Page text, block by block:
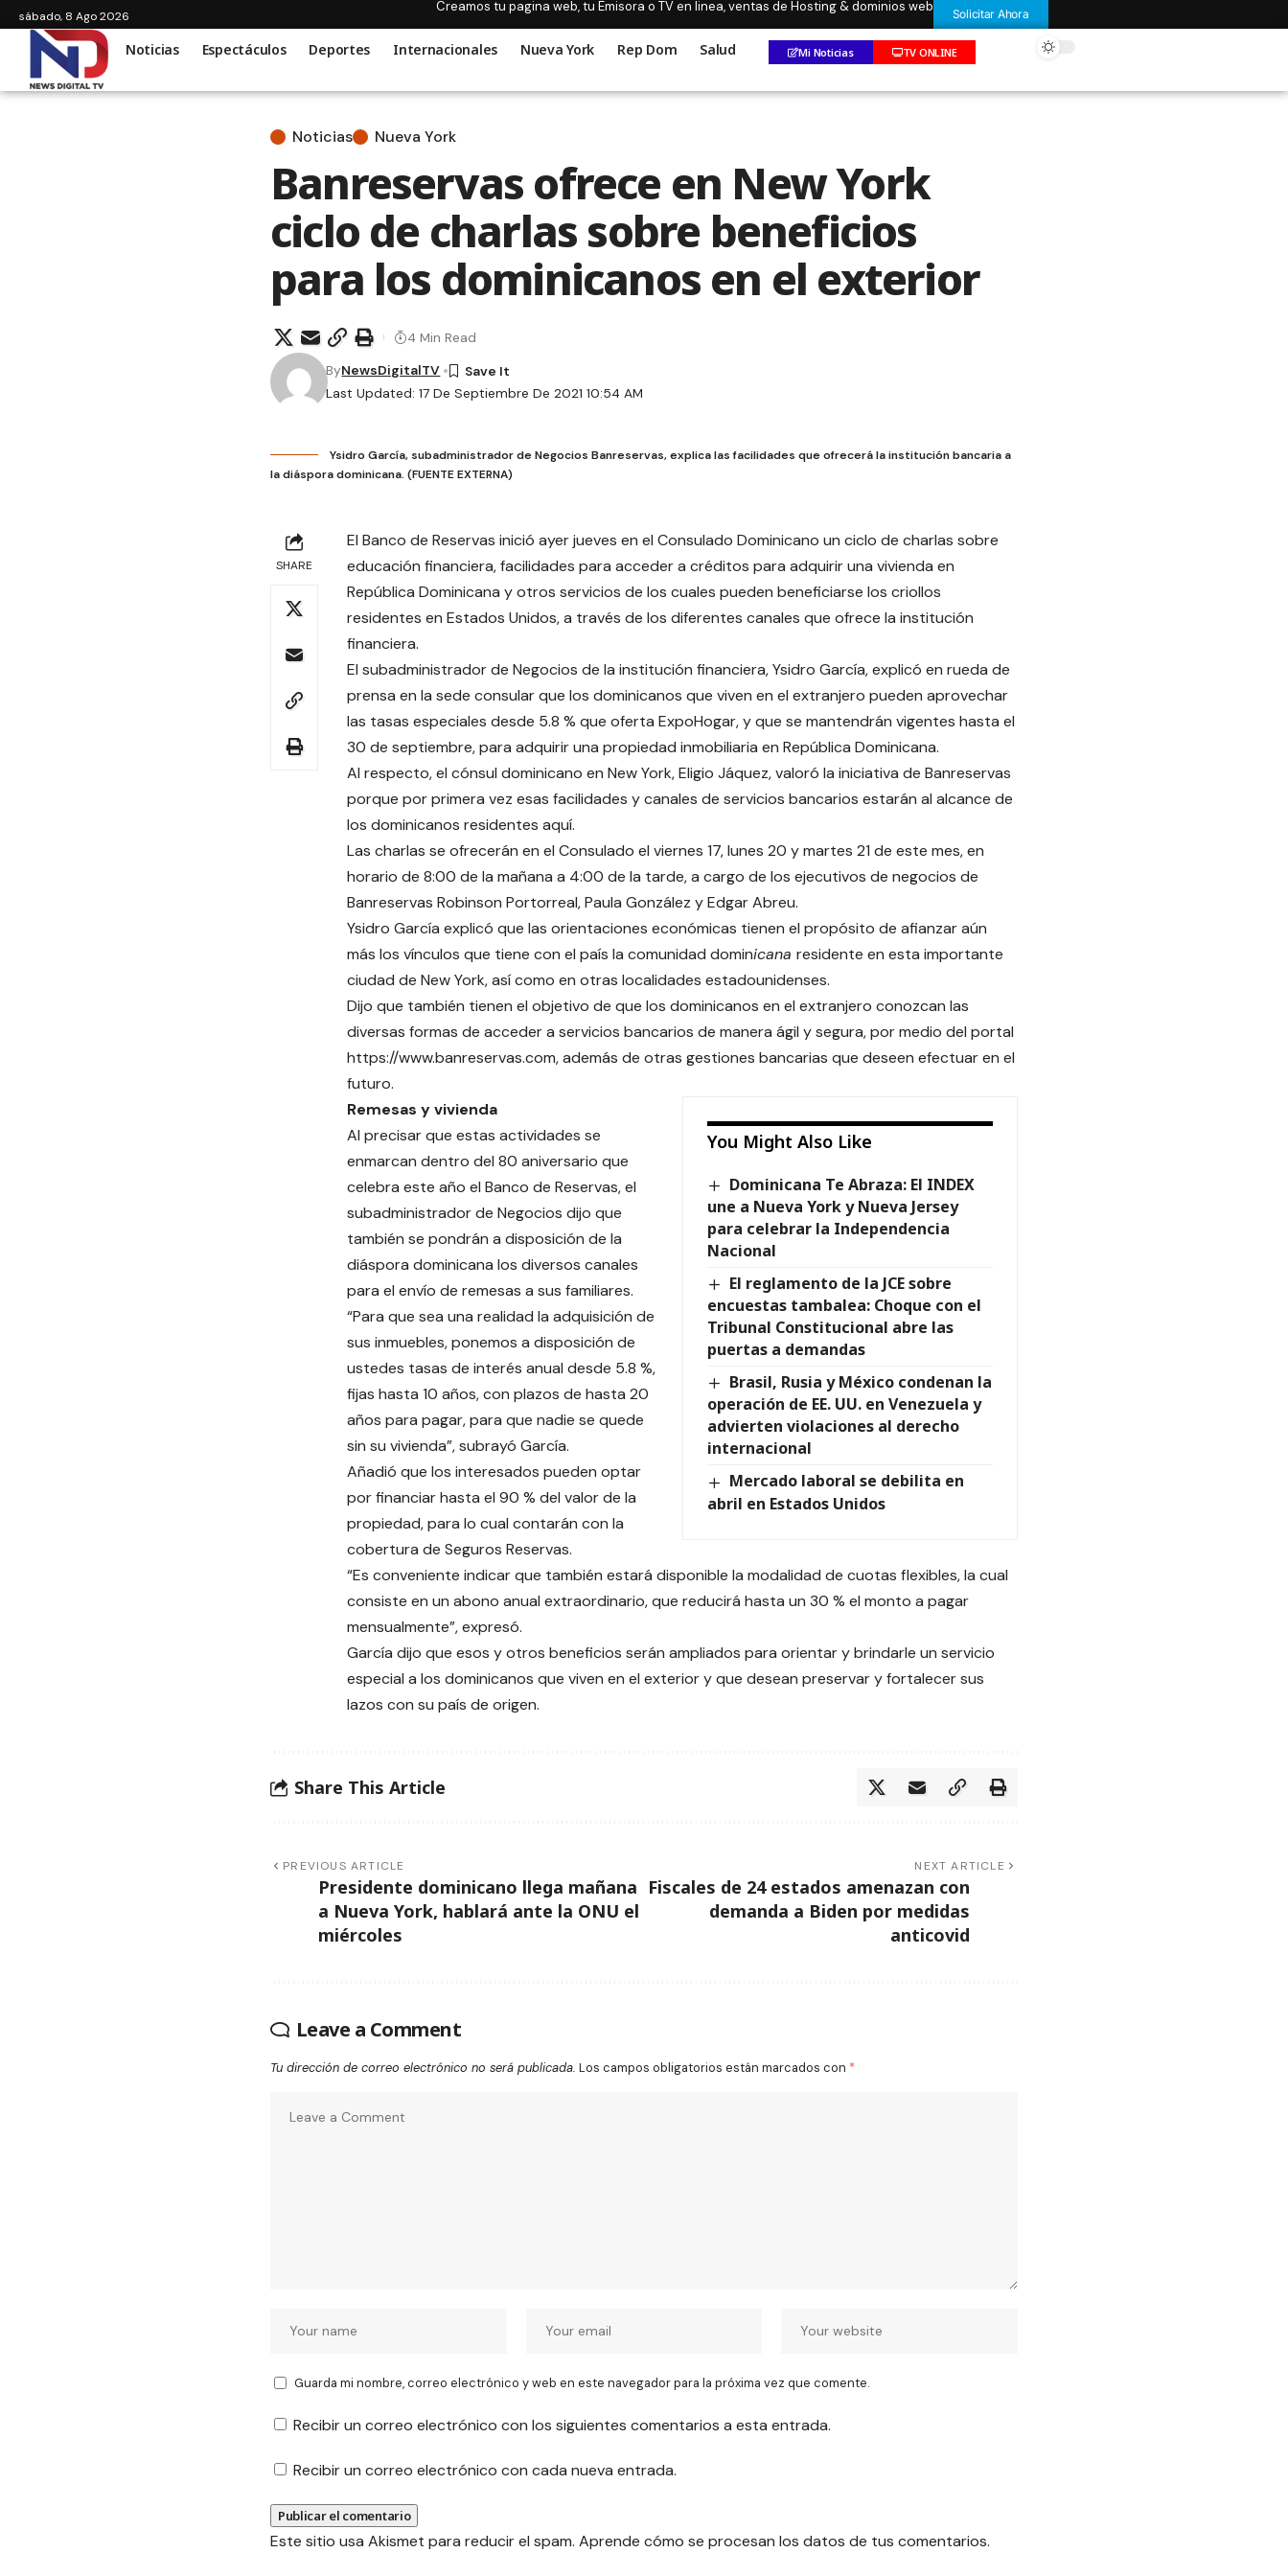
sábado, 8 Ago 2026
Creamos tu pagina web, tu Emisora o TV en linea, ventas de Hosting & dominios web Solicitar Ahora
Noticias Espectáculos Deportes Internacionales Nueva York Rep Dom Salud Mi Noticias TV ONLINE
Noticias Nueva York
Banreservas ofrece en New York
ciclo de charlas sobre beneficios
para los dominicanos en el exterior
Last Updated: 17 De Septiembre De 2021 10:54 AM
ByNewsDigitalTV
4 Min Read
Ysidro García, subadministrador de Negocios Banreservas, explica las facilidades que ofrecerá la institución bancaria a
la diáspora dominicana. (FUENTE EXTERNA)
SHARE
El Banco de Reservas inició ayer jueves en el Consulado Dominicano un ciclo de charlas sobre
educación financiera, facilidades para acceder a créditos para adquirir una vivienda en
República Dominicana y otros servicios de los cuales pueden beneficiarse los criollos
residentes en Estados Unidos, a través de los diferentes canales que ofrece la institución
financiera.
El subadministrador de Negocios de la institución financiera, Ysidro García, explicó en rueda de
prensa en la sede consular que los dominicanos que viven en el extranjero pueden aprovechar
las tasas especiales desde 5.8 % que oferta ExpoHogar, y que se mantendrán vigentes hasta el
30 de septiembre, para adquirir una propiedad inmobiliaria en República Dominicana.
Al respecto, el cónsul dominicano en New York, Eligio Jáquez, valoró la iniciativa de Banreservas
porque por primera vez esas facilidades y canales de servicios bancarios estarán al alcance de
los dominicanos residentes aquí.
Las charlas se ofrecerán en el Consulado el viernes 17, lunes 20 y martes 21 de este mes, en
horario de 8:00 de la mañana a 4:00 de la tarde, a cargo de los ejecutivos de negocios de
Banreservas Robinson Portorreal, Paula González y Edgar Abreu.
Ysidro García explicó que las orientaciones económicas tienen el propósito de afianzar aún
más los vínculos que tiene con el país la comunidad dominicana residente en esta importante
ciudad de New York, así como en otras localidades estadounidenses.
Dijo que también tienen el objetivo de que los dominicanos en el extranjero conozcan las
diversas formas de acceder a servicios bancarios de manera ágil y segura, por medio del portal
https://www.banreservas.com, además de otras gestiones bancarias que deseen efectuar en el
futuro.
You Might Also Like
Dominicana Te Abraza: El INDEX
une a Nueva York y Nueva Jersey
para celebrar la Independencia
Nacional
El reglamento de la JCE sobre
encuestas tambalea: Choque con el
Tribunal Constitucional abre las
puertas a demandas
Brasil, Rusia y México condenan la
operación de EE. UU. en Venezuela y
advierten violaciones al derecho
internacional
Mercado laboral se debilita en
abril en Estados Unidos
Remesas y vivienda
Al precisar que estas actividades se
enmarcan dentro del 80 aniversario que
celebra este año el Banco de Reservas, el
subadministrador de Negocios dijo que
también se pondrán a disposición de la
diáspora dominicana los diversos canales
para el envío de remesas a sus familiares.
“Para que sea una realidad la adquisición de
sus inmuebles, ponemos a disposición de
ustedes tasas de interés anual desde 5.8 %,
fijas hasta 10 años, con plazos de hasta 20
años para pagar, para que nadie se quede
sin su vivienda”, subrayó García.
Añadió que los interesados pueden optar
por financiar hasta el 90 % del valor de la
propiedad, para lo cual contarán con la
cobertura de Seguros Reservas.
“Es conveniente indicar que también estará disponible la modalidad de cuotas flexibles, la cual
consiste en un abono anual extraordinario, que reducirá hasta un 30 % el monto a pagar
mensualmente”, expresó.
García dijo que esos y otros beneficios serán ampliados para orientar y brindarle un servicio
especial a los dominicanos que viven en el exterior y que desean preservar y fortalecer sus
lazos con su país de origen.
Share This Article
PREVIOUS ARTICLE
Presidente dominicano llega mañana
a Nueva York, hablará ante la ONU el
miércoles
NEXT ARTICLE
Fiscales de 24 estados amenazan con
demanda a Biden por medidas
anticovid
Leave a Comment
Tu dirección de correo electrónico no será publicada. Los campos obligatorios están marcados con *
Guarda mi nombre, correo electrónico y web en este navegador para la próxima vez que comente.
Recibir un correo electrónico con los siguientes comentarios a esta entrada.
Recibir un correo electrónico con cada nueva entrada.
Este sitio usa Akismet para reducir el spam. Aprende cómo se procesan los datos de tus comentarios.